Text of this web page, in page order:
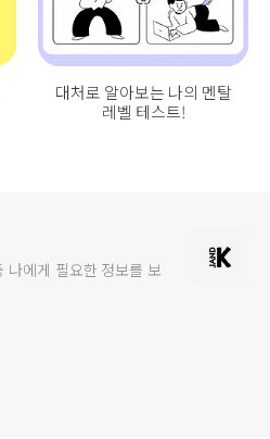
대처로 알아보는 나의 멘탈
레벨 테스트!
에게 필요한 정보를 보